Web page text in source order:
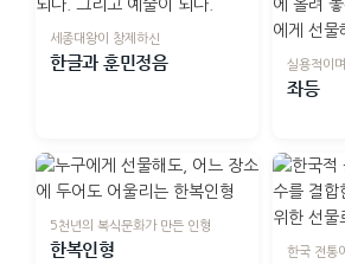
세종대왕이 창제하신
한글과 훈민정음 실용적이
좌등
5천년의 복식문화가 만든 인형
한복인형 한국 전통